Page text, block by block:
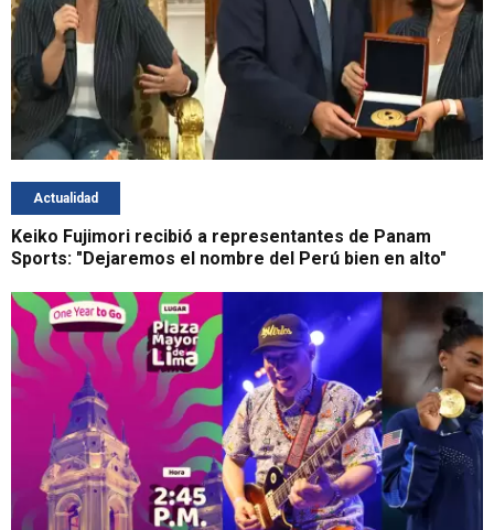
Actualidad
Keiko Fujimori recibió a representantes de Panam
Sports: "Dejaremos el nombre del Perú bien en alto"